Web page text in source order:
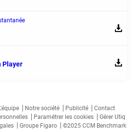
Player
L'équipe Notre société Publicité
Contact
Paramétrer les cookies
Gérer Utiq
Groupe Figaro ©2025 CCM Benchmark